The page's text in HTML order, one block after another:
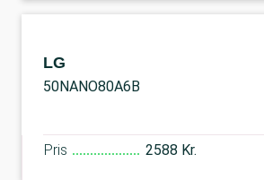
LG
50NANO80A6B
Pris 2588 Kr.